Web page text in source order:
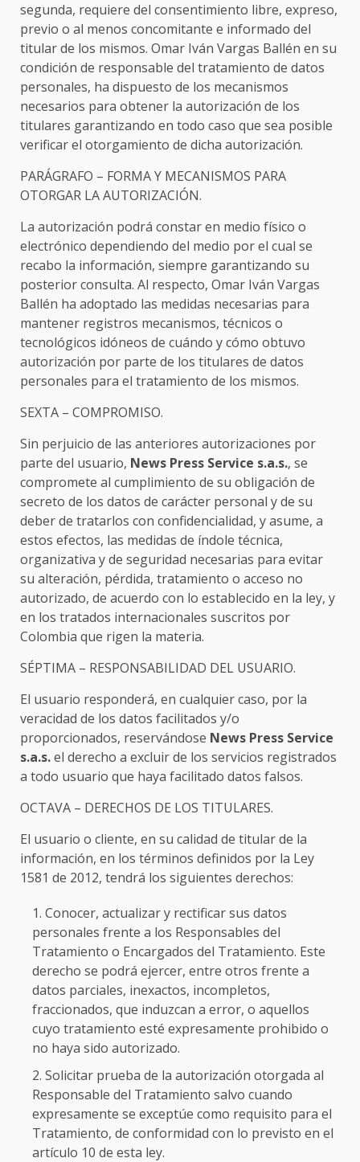
segunda, requiere del consentimiento libre, expreso,
previo o al menos concomitante e informado del
titular de los mismos. Omar Iván Vargas Ballén en su
condición de responsable del tratamiento de datos
personales, ha dispuesto de los mecanismos
necesarios para obtener la autorización de los
titulares garantizando en todo caso que sea posible
verificar el otorgamiento de dicha autorización.
PARÁGRAFO – FORMA Y MECANISMOS PARA
OTORGAR LA AUTORIZACIÓN.
La autorización podrá constar en medio físico o
electrónico dependiendo del medio por el cual se
recabo la información, siempre garantizando su
posterior consulta. Al respecto, Omar Iván Vargas
Ballén ha adoptado las medidas necesarias para
mantener registros mecanismos, técnicos o
tecnológicos idóneos de cuándo y cómo obtuvo
autorización por parte de los titulares de datos
personales para el tratamiento de los mismos.
SEXTA – COMPROMISO.
Sin perjuicio de las anteriores autorizaciones por
parte del usuario, News Press Service s.a.s., se
compromete al cumplimiento de su obligación de
secreto de los datos de carácter personal y de su
deber de tratarlos con confidencialidad, y asume, a
estos efectos, las medidas de índole técnica,
organizativa y de seguridad necesarias para evitar
su alteración, pérdida, tratamiento o acceso no
autorizado, de acuerdo con lo establecido en la ley, y
en los tratados internacionales suscritos por
Colombia que rigen la materia.
SÉPTIMA – RESPONSABILIDAD DEL USUARIO.
El usuario responderá, en cualquier caso, por la
veracidad de los datos facilitados y/o
proporcionados, reservándose News Press Service
s.a.s.el derecho a excluir de los servicios registrados
a todo usuario que haya facilitado datos falsos.
OCTAVA – DERECHOS DE LOS TITULARES.
El usuario o cliente, en su calidad de titular de la
información, en los términos definidos por la Ley
1581 de 2012, tendrá los siguientes derechos:
Conocer, actualizar y rectificar sus datos
personales frente a los Responsables del
Tratamiento o Encargados del Tratamiento. Este
derecho se podrá ejercer, entre otros frente a
datos parciales, inexactos, incompletos,
fraccionados, que induzcan a error, o aquellos
cuyo tratamiento esté expresamente prohibido o
no haya sido autorizado.
Solicitar prueba de la autorización otorgada al
Responsable del Tratamiento salvo cuando
expresamente se exceptúe como requisito para el
Tratamiento, de conformidad con lo previsto en el
artículo 10 de esta ley.